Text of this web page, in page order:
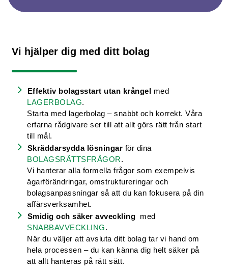
Vi hjälper dig med ditt bolag
Effektiv bolagsstart utan krångel med
LAGERBOLAG.
Starta med lagerbolag – snabbt och korrekt. Våra
erfarna rådgivare ser till att allt görs rätt från start
till mål.
Skräddarsydda lösningar för dina
BOLAGSRÄTTSFRÅGOR.
Vi hanterar alla formella frågor som exempelvis
ägarförändringar, omstruktureringar och
bolagsanpassningar så att du kan fokusera på din
affärsverksamhet.
Smidig och säker avveckling med
SNABBAVVECKLING.
När du väljer att avsluta ditt bolag tar vi hand om
hela processen – du kan känna dig helt säker på
att allt hanteras på rätt sätt.